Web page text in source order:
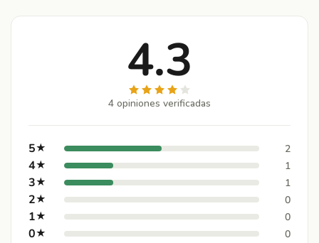
4.3
4 opiniones verificadas
5★ 2
4★ 1
3★ 1
2★ 0
1★ 0
0★ 0